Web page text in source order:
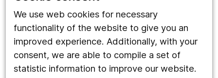
We use web cookies for necessary
functionality of the website to give you an
improved experience. Additionally, with your
consent, we are able to compile a set of
statistic information to improve our website.
Region Örebro län
Följ oss
Facebook